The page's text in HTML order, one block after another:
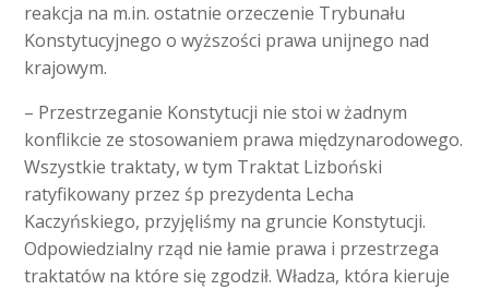
reakcja na m.in. ostatnie orzeczenie Trybunału
Konstytucyjnego o wyższości prawa unijnego nad
krajowym.
– Przestrzeganie Konstytucji nie stoi w żadnym
konflikcie ze stosowaniem prawa międzynarodowego.
Wszystkie traktaty, w tym Traktat Lizboński
ratyfikowany przez śp prezydenta Lecha
Kaczyńskiego, przyjęliśmy na gruncie Konstytucji.
Odpowiedzialny rząd nie łamie prawa i przestrzega
traktatów na które się zgodził. Władza, która kieruje